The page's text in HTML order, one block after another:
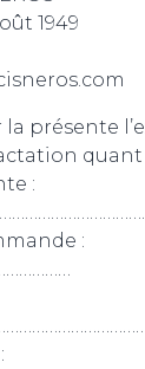
1949
présente
quant
:
: